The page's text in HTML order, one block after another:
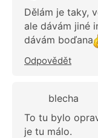
Dělám je taky,
ale dávám jiné
dávám boďana
Odpovědět
blecha
To tu bylo
je tu málo.